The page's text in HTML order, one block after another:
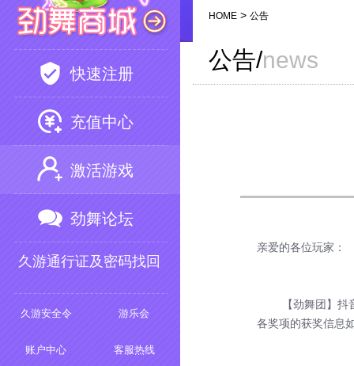
快速注册
充值中心
激活游戏
劲舞论坛
久游通行证及密码找回
久游安全令 游乐会
账户中心 客服热线
HOME > 公告
公告/news
亲爱的各位玩家：
【劲舞团】抖音
各奖项的获奖信息